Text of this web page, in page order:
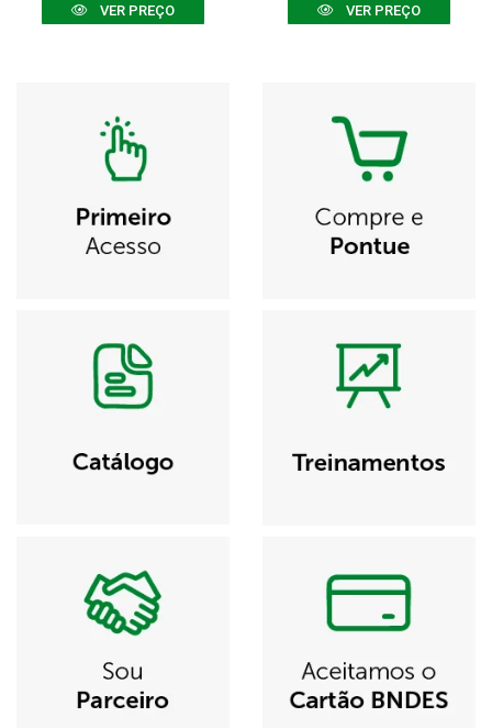
VER PREÇO VER PREÇO